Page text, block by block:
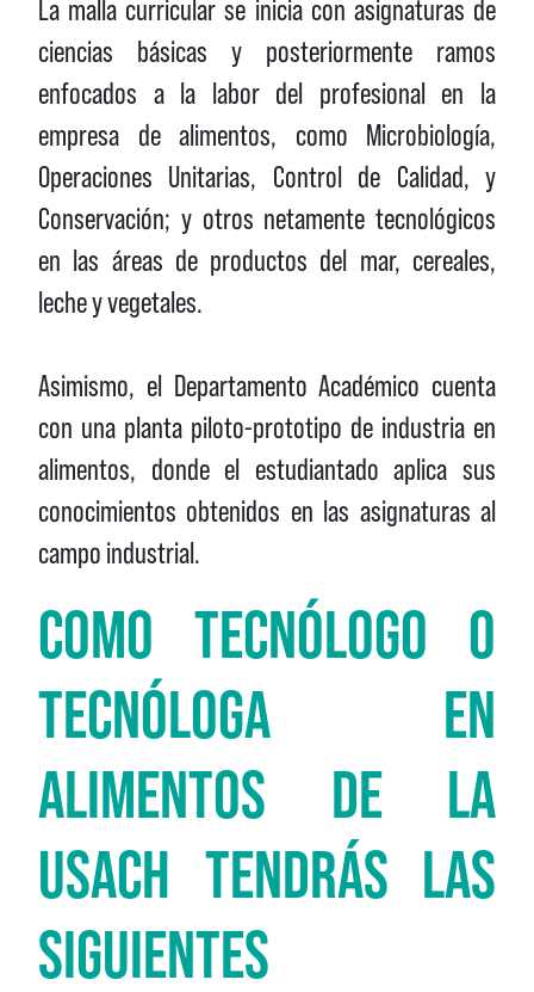
La malla curricular se inicia con asignaturas de
ciencias básicas y posteriormente ramos
enfocados a la labor del profesional en la
empresa de alimentos, como Microbiología,
Operaciones Unitarias, Control de Calidad, y
Conservación; y otros netamente tecnológicos
en las áreas de productos del mar, cereales,
leche y vegetales.
Asimismo, el Departamento Académico cuenta
con una planta piloto-prototipo de industria en
alimentos, donde el estudiantado aplica sus
conocimientos obtenidos en las asignaturas al
campo industrial.
COMO TECNÓLOGO O
TECNÓLOGA EN
ALIMENTOS DE LA
USACH TENDRÁS LAS
SIGUIENTES